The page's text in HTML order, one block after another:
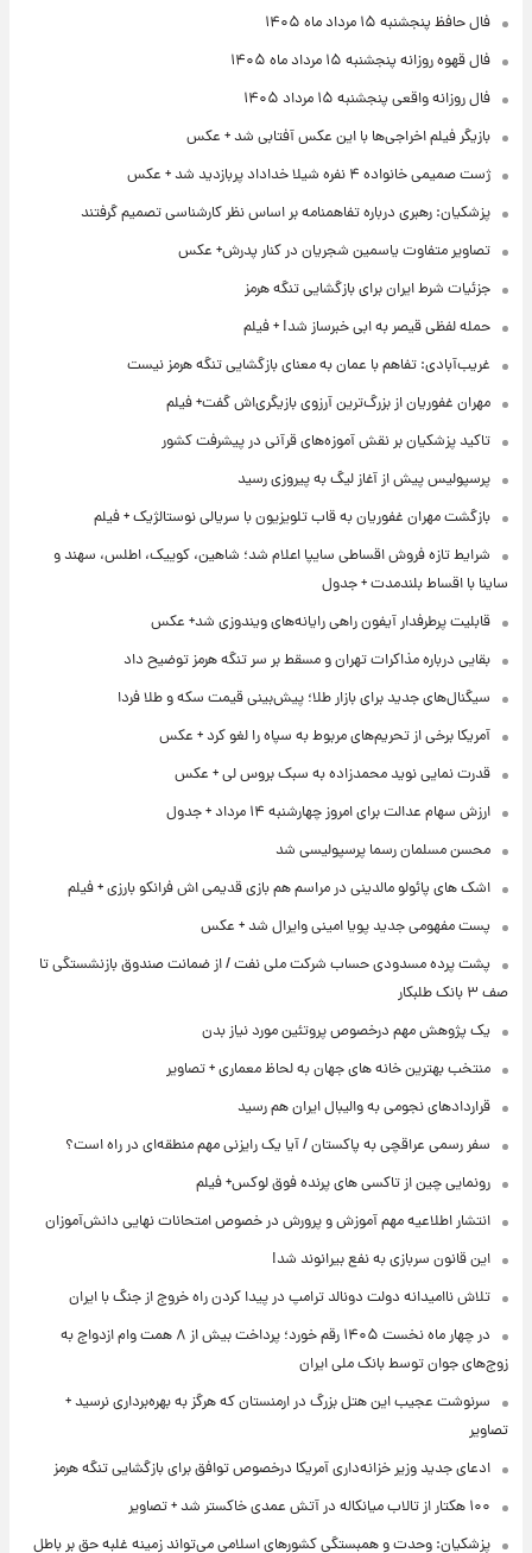
فال حافظ پنجشنبه ۱۵ مرداد ماه ۱۴۰۵
فال قهوه روزانه پنجشنبه ۱۵ مرداد ماه ۱۴۰۵
فال روزانه واقعی پنجشنبه ۱۵ مرداد ۱۴۰۵
بازیگر فیلم اخراجی‌ها با این عکس آفتابی شد + عکس
ژست صمیمی خانواده ۴ نفره شیلا خداداد پربازدید شد + عکس
پزشکیان: رهبری درباره تفاهمنامه بر اساس نظر کارشناسی تصمیم گرفتند
تصاویر متفاوت یاسمین شجریان در کنار پدرش+ عکس
جزئیات شرط ایران برای بازگشایی تنگه هرمز
حمله لفظی قیصر به ابی خبرساز شد! + فیلم
غریب‌آبادی: تفاهم با عمان به معنای بازگشایی تنگه هرمز نیست
مهران غفوریان از بزرگ‌ترین آرزوی بازیگری‌اش گفت+ فیلم
تاکید پزشکیان بر نقش آموزه‌های قرآنی در پیشرفت کشور
پرسپولیس پیش از آغاز لیگ به پیروزی رسید
بازگشت مهران غفوریان به قاب تلویزیون با سریالی نوستالژیک + فیلم
شرایط تازه فروش اقساطی سایپا اعلام شد؛ شاهین، کوییک، اطلس، سهند و
ساینا با اقساط بلندمدت + جدول
قابلیت پرطرفدار آیفون راهی رایانه‌های ویندوزی شد+ عکس
بقایی درباره مذاکرات تهران و مسقط بر سر تنگه هرمز توضیح داد
سیگنال‌های جدید برای بازار طلا؛ پیش‌بینی قیمت سکه و طلا فردا
آمریکا برخی از تحریم‌های مربوط به سپاه را لغو کرد + عکس
قدرت نمایی نوید محمدزاده به سبک بروس لی + عکس
ارزش سهام عدالت برای امروز چهارشنبه ۱۴ مرداد + جدول
محسن مسلمان رسما پرسپولیسی شد
اشک های پائولو مالدینی در مراسم هم بازی قدیمی اش فرانکو بارزی + فیلم
پست مفهومی جدید پویا امینی وایرال شد + عکس
پشت پرده‌ مسدودی حساب شرکت ملی نفت / از ضمانت صندوق بازنشستگی تا
صف ۳ بانک طلبکار
یک پژوهش مهم درخصوص پروتئین مورد نیاز بدن
منتخب بهترین خانه های جهان به لحاظ معماری + تصاویر
قراردادهای نجومی به والیبال ایران هم رسید
سفر رسمی عراقچی به پاکستان / آیا یک رایزنی مهم منطقه‌ای در راه است؟
رونمایی چین از تاکسی های پرنده فوق لوکس+ فیلم
انتشار اطلاعیه مهم آموزش و پرورش در خصوص امتحانات نهایی دانش‌آموزان
این قانون سربازی به نفع بیرانوند شد!
تلاش ناامیدانه‌ دولت دونالد ترامپ در پیدا کردن راه خروج از جنگ با ایران
در چهار ماه نخست ۱۴۰۵ رقم خورد؛ پرداخت بیش از ۸ همت وام ازدواج به
زوج‌های جوان توسط بانک ملی ایران
سرنوشت عجیب این هتل بزرگ در ارمنستان که هرگز به بهره‌برداری نرسید +
تصاویر
ادعای جدید وزیر خزانه‌داری آمریکا درخصوص توافق برای بازگشایی تنگه هرمز
۱۰۰ هکتار از تالاب میانکاله در آتش عمدی خاکستر شد + تصاویر
پزشکیان: وحدت و همبستگی کشورهای اسلامی می‌تواند زمینه غلبه حق بر باطل